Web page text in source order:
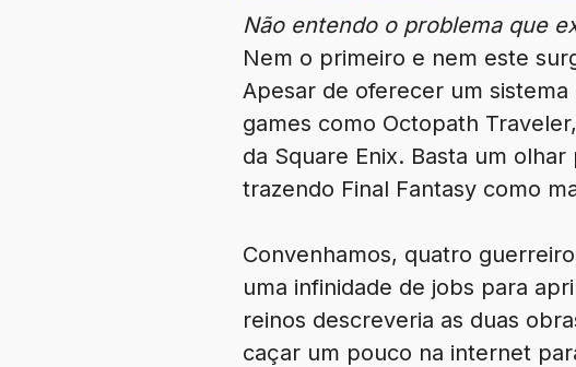
Não entendo o problema que
Nem o primeiro e nem este
Apesar de oferecer um
games como Octopath
da Square Enix. Basta um
trazendo Final Fantasy como
Convenhamos, quatro
uma infinidade de jobs para
reinos descreveria as duas
caçar um pouco na internet